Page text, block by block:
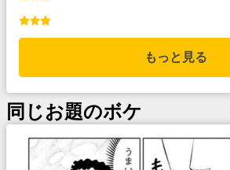
もっと見る
同じお題のボケ